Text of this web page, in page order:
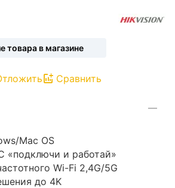
товара в магазине
Сравнить
Mac OS
«подключи и работай»
Wi-Fi 2,4G/5G
до 4K